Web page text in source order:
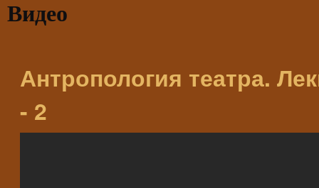
Видео
Антропология театра.
- 2